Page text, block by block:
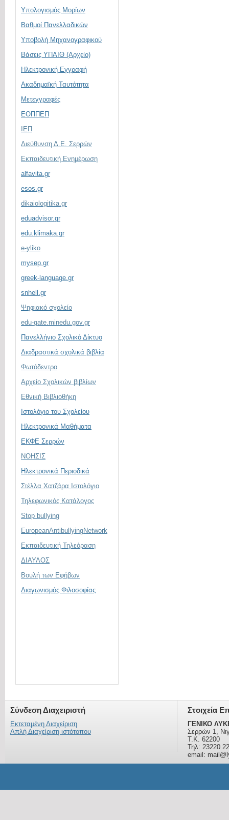
Υπολογισμός Μορίων
Βαθμοί Πανελλαδικών
Υποβολή Μηχανογραφικού
Βάσεις ΥΠΑΙΘ (Αρχείο)
Ηλεκτρονική Eγγραφή
Ακαδημαϊκή Ταυτότητα
Μετεγγραφές
ΕΟΠΠΕΠ
ΙΕΠ
Διεύθυνση Δ.Ε. Σερρών
Εκπαιδευτική Ενημέρωση
alfavita.gr
esos.gr
dikaiologitika.gr
eduadvisor.gr
edu.klimaka.gr
e-yliko
mysep.gr
greek-language.gr
snhell.gr
Ψηφιακό σχολείο
edu-gate.minedu.gov.gr
Πανελλήνιο Σχολικό Δίκτυο
Διαδραστικά σχολικά βιβλία
Φωτόδεντρο
Αρχείο Σχολικών βιβλίων
Εθνική Βιβλιοθήκη
Ιστολόγιο του Σχολείου
Ηλεκτρονικά Μαθήματα
ΕΚΦΕ Σερρών
ΝΟΗΣΙΣ
Ηλεκτρονικά Περιοδικά
Στέλλα Χατζάρα Ιστολόγιο
Τηλεφωνικός Κατάλογος
Stop bullying
EuropeanAntibullyingNetwork
Εκπαιδευτική Τηλεόραση
ΔΙΑΥΛΟΣ
Βουλή των Εφήβων
Διαγωνισμός Φιλοσοφίας
Σύνδεση Διαχειριστή
Εκτεταμένη Διαχείριση
Απλή Διαχείριση ιστότοπου
Στοιχεία
ΓΕΝΙΚΟ
Σερρών 1,
Τ.Κ. 62200
Τηλ: 23220
email: